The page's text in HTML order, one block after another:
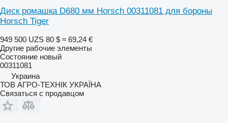
Диск ромашка D680 мм Horsch 00311081 для бороны
Horsch Tiger
949 500 UZS 80 $ ≈ 69,24 €
Другие рабочие элементы
Состояние новый
00311081
Украина
ТОВ АГРО-ТЕХНІК УКРАЇНА
Связаться с продавцом